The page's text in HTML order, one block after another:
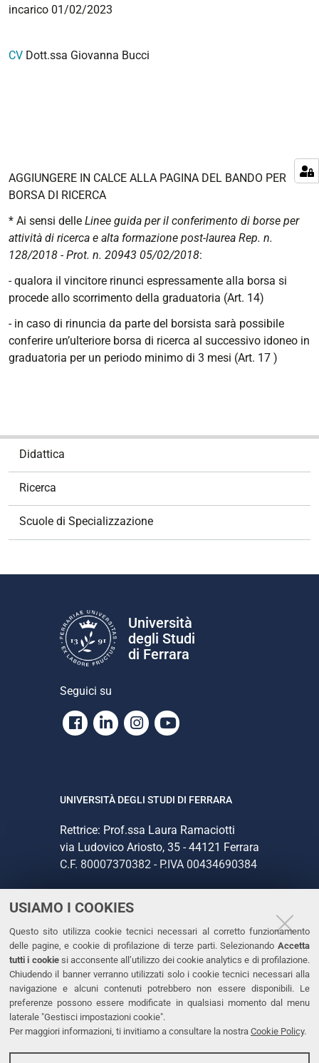
USIAMO I COOKIES
Questo sito utilizza cookie tecnici necessari al corretto funzionamento
delle pagine, e cookie di profilazione di terze parti. Selezionando Accetta
tutti i cookiesi acconsente all’utilizzo dei cookie analytics e di profilazione.
Chiudendo il banner verranno utilizzati solo i cookie tecnici necessari alla
navigazione e alcuni contenuti potrebbero non essere disponibili. Le
preferenze possono essere modificate in qualsiasi momento dal menu
laterale "Gestisci impostazioni cookie".
Per maggiori informazioni, ti invitiamo a consultare la nostra Cookie Policy.
incarico 01/02/2023
CV Dott.ssa Giovanna Bucci
AGGIUNGERE IN CALCE ALLA PAGINA DEL BANDO PER
BORSA DI RICERCA
* Ai sensi delle Linee guida per il conferimento di borse per
attività di ricerca e alta formazione post-laurea Rep. n.
128/2018 - Prot. n. 20943 05/02/2018:
- qualora il vincitore rinunci espressamente alla borsa si
procede allo scorrimento della graduatoria (Art. 14)
- in caso di rinuncia da parte del borsista sarà possibile
conferire un’ulteriore borsa di ricerca al successivo idoneo in
graduatoria per un periodo minimo di 3 mesi (Art. 17 )
Didattica
Ricerca
Scuole di Specializzazione
Università
degli Studi
di Ferrara
Seguici su
Facebook
LinkedinInstagram
Youtube
UNIVERSITÀ DEGLI STUDI DI FERRARA
Rettrice: Prof.ssa Laura Ramaciotti
via Ludovico Ariosto, 35 - 44121 Ferrara
C.F. 80007370382 - P.IVA 00434690384
CONTATTI
Tel. +39 0532 293111
Fax. +39 0532 293031
PEC
LINKS